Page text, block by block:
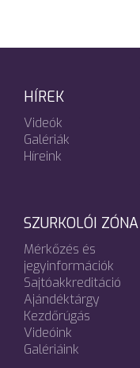
HÍREK
Videók
Galériák
Híreink
SZURKOLÓI ZÓNA
Mérkőzés és
jegyinformációk
Sajtóakkreditáció
Ajándéktárgy
Kezdőrúgás
Videóink
Galériáink